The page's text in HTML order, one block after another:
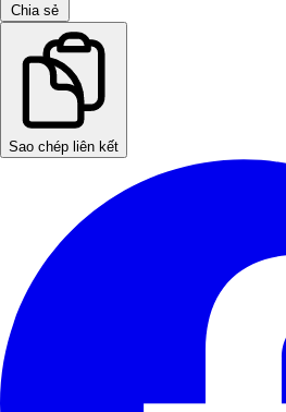
Chia sẻ
Sao chép liên kết